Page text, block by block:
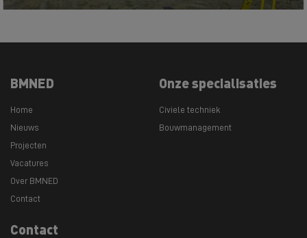
BMNED
Home
Nieuws
Projecten
Vacatures
Over BMNED
Contact
Onze specialisaties
Civiele techniek
Bouwmanagement
Contact